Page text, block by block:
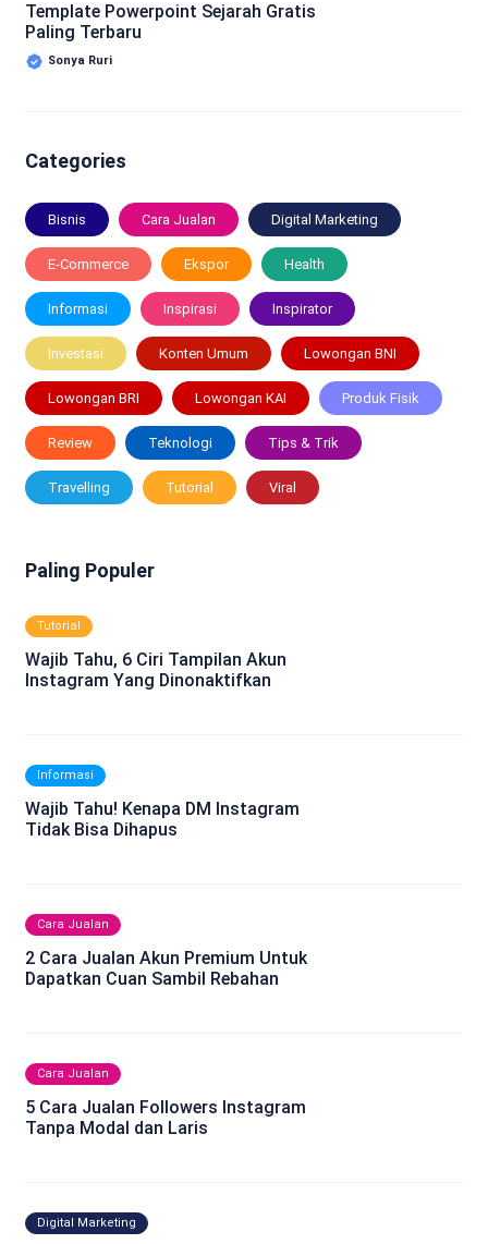
Template Powerpoint Sejarah Gratis
Paling Terbaru
Sonya Ruri
Categories
Bisnis Cara Jualan Digital Marketing
E-Commerce Ekspor Health
Informasi Inspirasi Inspirator
Investasi Konten Umum Lowongan BNI
Lowongan BRI Lowongan KAI Produk Fisik
Review Teknologi Tips & Trik
Travelling Tutorial Viral
Paling Populer
Tutorial
Wajib Tahu, 6 Ciri Tampilan Akun
Instagram Yang Dinonaktifkan
Informasi
Wajib Tahu! Kenapa DM Instagram
Tidak Bisa Dihapus
Cara Jualan
2 Cara Jualan Akun Premium Untuk
Dapatkan Cuan Sambil Rebahan
Cara Jualan
5 Cara Jualan Followers Instagram
Tanpa Modal dan Laris
Digital Marketing